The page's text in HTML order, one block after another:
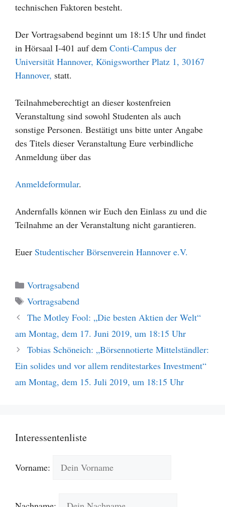
technischen Faktoren besteht.
Der Vortragsabend beginnt um 18:15 Uhr und findet
in Hörsaal I-401 auf dem Conti-Campus der
Universität Hannover, Königsworther Platz 1, 30167
Hannover, statt.
Teilnahmeberechtigt an dieser kostenfreien
Veranstaltung sind sowohl Studenten als auch
sonstige Personen. Bestätigt uns bitte unter Angabe
des Titels dieser Veranstaltung Eure verbindliche
Anmeldung über das
Anmeldeformular.
Andernfalls können wir Euch den Einlass zu und die
Teilnahme an der Veranstaltung nicht garantieren.
Euer Studentischer Börsenverein Hannover e.V.
Kategorien
Vortragsabend
Schlagwörter
Vortragsabend
The Motley Fool: „Die besten Aktien der Welt“
am Montag, dem 17. Juni 2019, um 18:15 Uhr
Tobias Schöneich: „Börsennotierte Mittelständler:
Ein solides und vor allem renditestarkes Investment“
am Montag, dem 15. Juli 2019, um 18:15 Uhr
Interessentenliste
Vorname: